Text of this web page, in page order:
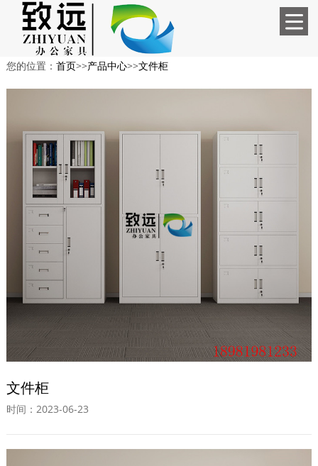
您的位置： 首页>>产品中心>>文件柜
文件柜
时间：2023-06-23